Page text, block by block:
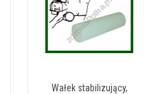
Wałek stabilizujący,